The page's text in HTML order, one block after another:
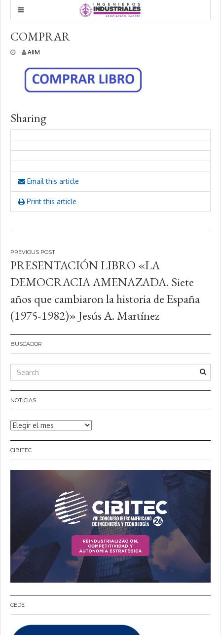
COMPRAR
o
2
5
AIIM
Sharing
Email this article
Print this article
Navegación
de
entradas
PRESENTACIÓN LIBRO «LA
DEMOCRACIA AMENAZADA. Siete
años que cambiaron la historia de España
(1975-1982)» Jesús A. Martínez
BUSCADOR
NOTICIAS
Noticias
CIBITEC
CEDE